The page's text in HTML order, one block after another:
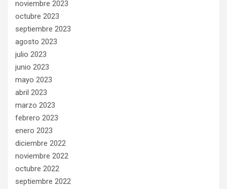
noviembre 2023
octubre 2023
septiembre 2023
agosto 2023
julio 2023
junio 2023
mayo 2023
abril 2023
marzo 2023
febrero 2023
enero 2023
diciembre 2022
noviembre 2022
octubre 2022
septiembre 2022